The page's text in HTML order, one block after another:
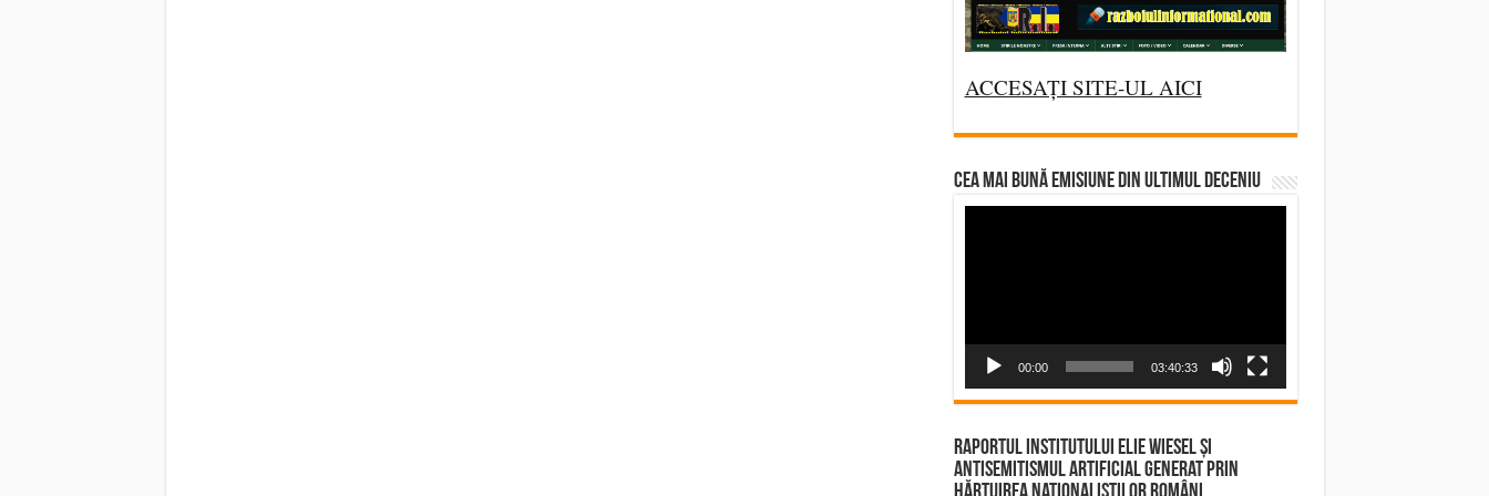
ACCESAȚI SITE-UL AICI
CEA MAI BUNĂ EMISIUNE DIN ULTIMUL DECENIU
00:00 03:40:33
Raportul Institutului Elie Wiesel și
Antisemitismul Artificial Generat prin